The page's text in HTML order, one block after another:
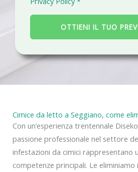
ii
a
c
OTTIENI IL TUO
Cimice da letto a Seggiano, come
Con un’esperienza trentennale
passione professionale nel settore
infestazioni da cimici rappresentano
competenze principali. Le